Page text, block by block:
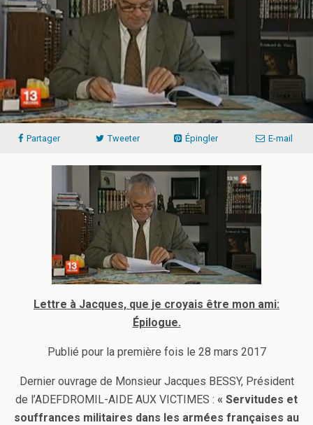
Partager Tweeter Épingler E-mail
Lettre à Jacques, que je croyais être mon ami:
Épilogue.
Publié pour la première fois le 28 mars 2017
Dernier ouvrage de Monsieur Jacques BESSY, Président
de l’ADEFDROMIL-AIDE AUX VICTIMES : « Servitudes et
souffrances militaires dans les armées françaises au